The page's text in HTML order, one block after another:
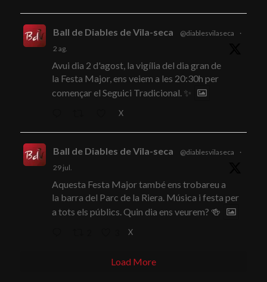
Ball de Diables de Vila-seca @diablesvilaseca
·
2 ag.
Avui dia 2 d'agost, la vigília del dia gran de
la Festa Major, ens veiem a les 20:30h per
començar el Seguici Tradicional. ✨
X
Ball de Diables de Vila-seca @diablesvilaseca
·
29 jul.
Aquesta Festa Major també ens trobareu a
la barra del Parc de la Riera. Música i festa per
a tots els públics. Quin dia ens veurem? 🍻
X
Load More